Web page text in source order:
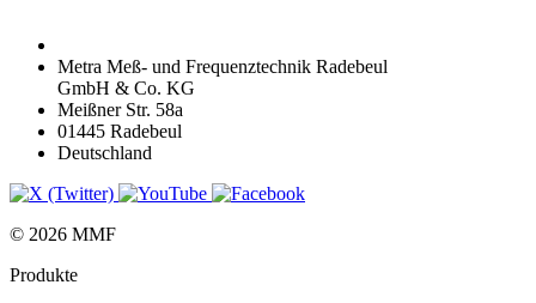
Metra Meß- und Frequenztechnik Radebeul
GmbH & Co. KG
Meißner Str. 58a
01445 Radebeul
Deutschland
© 2026 MMF
Produkte